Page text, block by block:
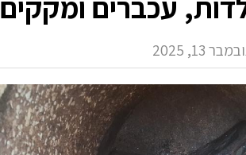
13, 2025